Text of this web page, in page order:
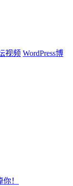
视频 WordPress博